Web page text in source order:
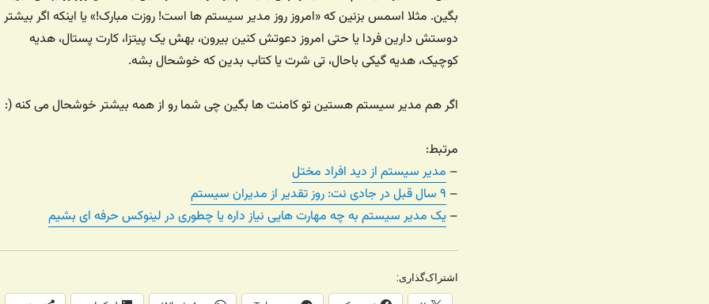
بگین. مثلا اسمس بزنین که «امروز روز مدیر سیستم ها است! روزت مبارک!» یا اینکه اگر بیشتر
دوستش دارین فردا یا حتی امروز دعوتش کنین بیرون، بهش یک پیتزا، کارت پستال، هدیه
کوچیک، هدیه گیکی باحال، تی شرت یا کتاب بدین که خوشحال بشه.
اگر هم مدیر سیستم هستین تو کامنت ها بگین چی شما رو از همه بیشتر خوشحال می کنه (:
مرتبط:
– مدیر سیستم از دید افراد مختل
– ۹ سال قبل در جادی نت: روز تقدیر از مدیران سیستم
– یک مدیر سیستم به چه مهارت هایی نیاز داره یا چطوری در لینوکس حرفه ای بشیم
اشتراک‌گذاری: